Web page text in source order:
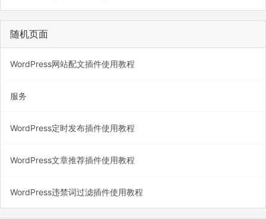
随机页面
WordPress网站配文插件使用教程
服务
WordPress定时发布插件使用教程
WordPress文章推荐插件使用教程
WordPress违禁词过滤插件使用教程